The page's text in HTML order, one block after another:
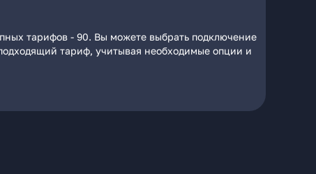
тарифов - 90. Вы можете выбрать подключение
тариф, учитывая необходимые опции и